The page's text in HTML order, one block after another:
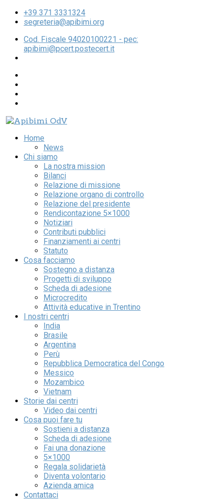
+39 371 3331324
segreteria@apibimi.org
Cod. Fiscale 94020100221 - pec:
apibimi@pcert.postecert.it
Home
News
Chi siamo
La nostra mission
Bilanci
Relazione di missione
Relazione organo di controllo
Relazione del presidente
Rendicontazione 5×1000
Notiziari
Contributi pubblici
Finanziamenti ai centri
Statuto
Cosa facciamo
Sostegno a distanza
Progetti di sviluppo
Scheda di adesione
Microcredito
Attività educative in Trentino
I nostri centri
India
Brasile
Argentina
Perù
Repubblica Democratica del Congo
Messico
Mozambico
Vietnam
Storie dai centri
Video dai centri
Cosa puoi fare tu
Sostieni a distanza
Scheda di adesione
Fai una donazione
5×1000
Regala solidarietà
Diventa volontario
Azienda amica
Contattaci